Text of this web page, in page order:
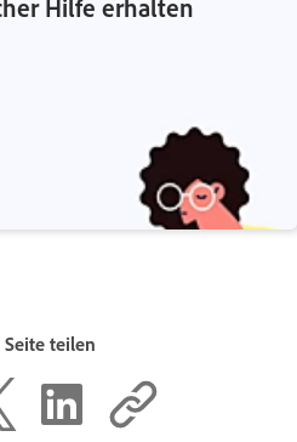
Hilfe erhalten
Seite teilen